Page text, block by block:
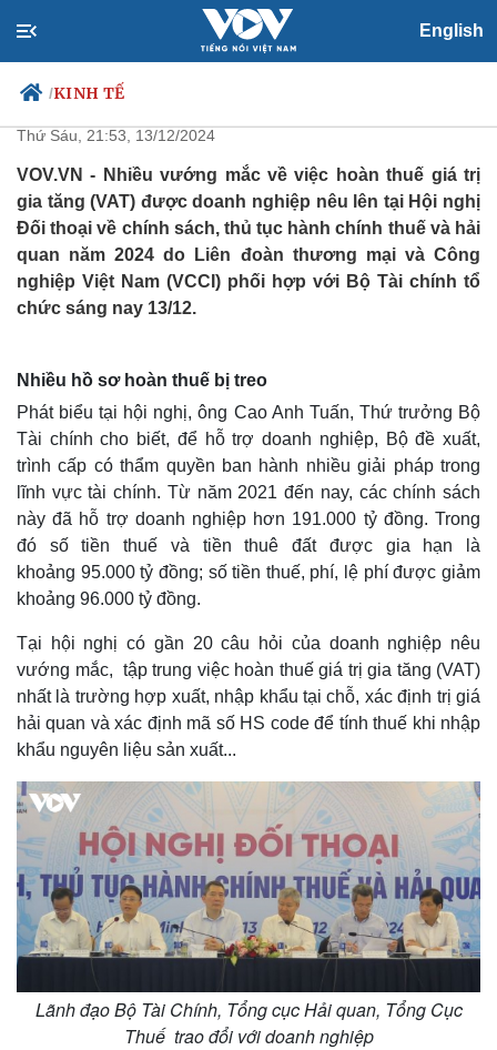
English
/KINH TẾ
Chính trị
Đảng
Tổ chức nhân sự
Quốc hội
Nhận diện sự thật
Xã hội
Tin 24h
Dự báo thời tiết
Giáo dục
Hoàn thuế giá trị gia tăng tiếp
tục “nóng”
Thứ Sáu, 21:53, 13/12/2024
VOV.VN - Nhiều vướng mắc về việc hoàn thuế giá trị
gia tăng (VAT) được doanh nghiệp nêu lên tại Hội nghị
Đối thoại về chính sách, thủ tục hành chính thuế và hải
quan năm 2024 do Liên đoàn thương mại và Công
nghiệp Việt Nam (VCCI) phối hợp với Bộ Tài chính tổ
chức sáng nay 13/12.
Nhiều hồ sơ hoàn thuế bị treo
Phát biểu tại hội nghị, ông Cao Anh Tuấn, Thứ trưởng Bộ
Tài chính cho biết, để hỗ trợ doanh nghiệp, Bộ đề xuất,
trình cấp có thẩm quyền ban hành nhiều giải pháp trong
lĩnh vực tài chính. Từ năm 2021 đến nay, các chính sách
này đã hỗ trợ doanh nghiệp hơn 191.000 tỷ đồng. Trong
đó số tiền thuế và tiền thuê đất được gia hạn là
khoảng 95.000 tỷ đồng; số tiền thuế, phí, lệ phí được giảm
khoảng 96.000 tỷ đồng.
Tại hội nghị có gần 20 câu hỏi của doanh nghiệp nêu
vướng mắc, tập trung việc hoàn thuế giá trị gia tăng (VAT)
nhất là trường hợp xuất, nhập khẩu tại chỗ, xác định trị giá
hải quan và xác định mã số HS code để tính thuế khi nhập
khẩu nguyên liệu sản xuất...
Lãnh đạo Bộ Tài Chính, Tổng cục Hải quan, Tổng Cục
Thuế trao đổi với doanh nghiệp